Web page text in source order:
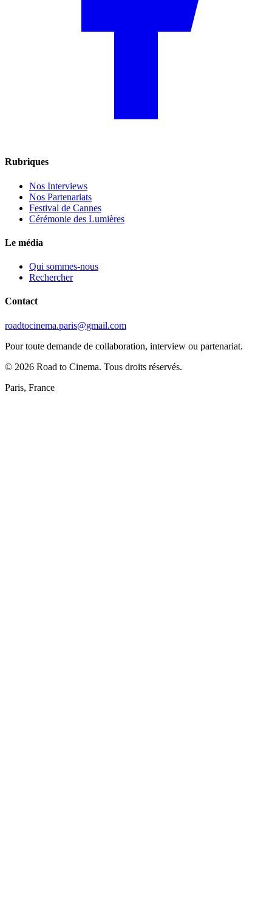
Rubriques
Nos Interviews
Nos Partenariats
Festival de Cannes
Cérémonie des Lumières
Le média
Qui sommes-nous
Rechercher
Contact
roadtocinema.paris@gmail.com
Pour toute demande de collaboration, interview ou partenariat.
© 2026 Road to Cinema. Tous droits réservés.
Paris, France